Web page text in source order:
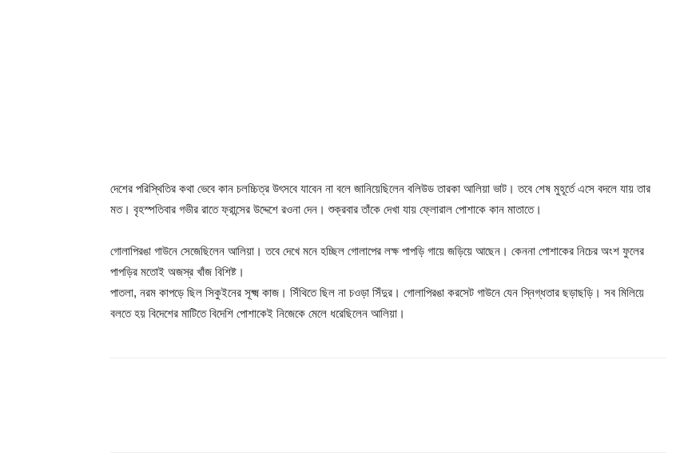
দেশের পরিস্থিতির কথা ভেবে কান চলচ্চিত্র উৎসবে যাবেন না বলে জানিয়েছিলেন বলিউড তারকা আলিয়া ভাট। তবে শেষ মুহূর্তে এসে বদলে যায় তার
মত। বৃহস্পতিবার গভীর রাতে ফ্রান্সের উদ্দেশে রওনা দেন। শুক্রবার তাঁকে দেখা যায় ফ্লোরাল পোশাকে কান মাতাতে।
গোলাপিরঙা গাউনে সেজেছিলেন আলিয়া। তবে দেখে মনে হচ্ছিল গোলাপের লক্ষ পাপড়ি গায়ে জড়িয়ে আছেন। কেননা পোশাকের নিচের অংশ ফুলের
পাপড়ির মতোই অজস্র খাঁজ বিশিষ্ট।
পাতলা, নরম কাপড়ে ছিল সিকুইনের সূক্ষ্ম কাজ। সিঁথিতে ছিল না চওড়া সিঁদুর। গোলাপিরঙা করসেট গাউনে যেন স্নিগ্ধতার ছড়াছড়ি। সব মিলিয়ে
বলতে হয় বিদেশের মাটিতে বিদেশি পোশাকেই নিজেকে মেলে ধরেছিলেন আলিয়া।